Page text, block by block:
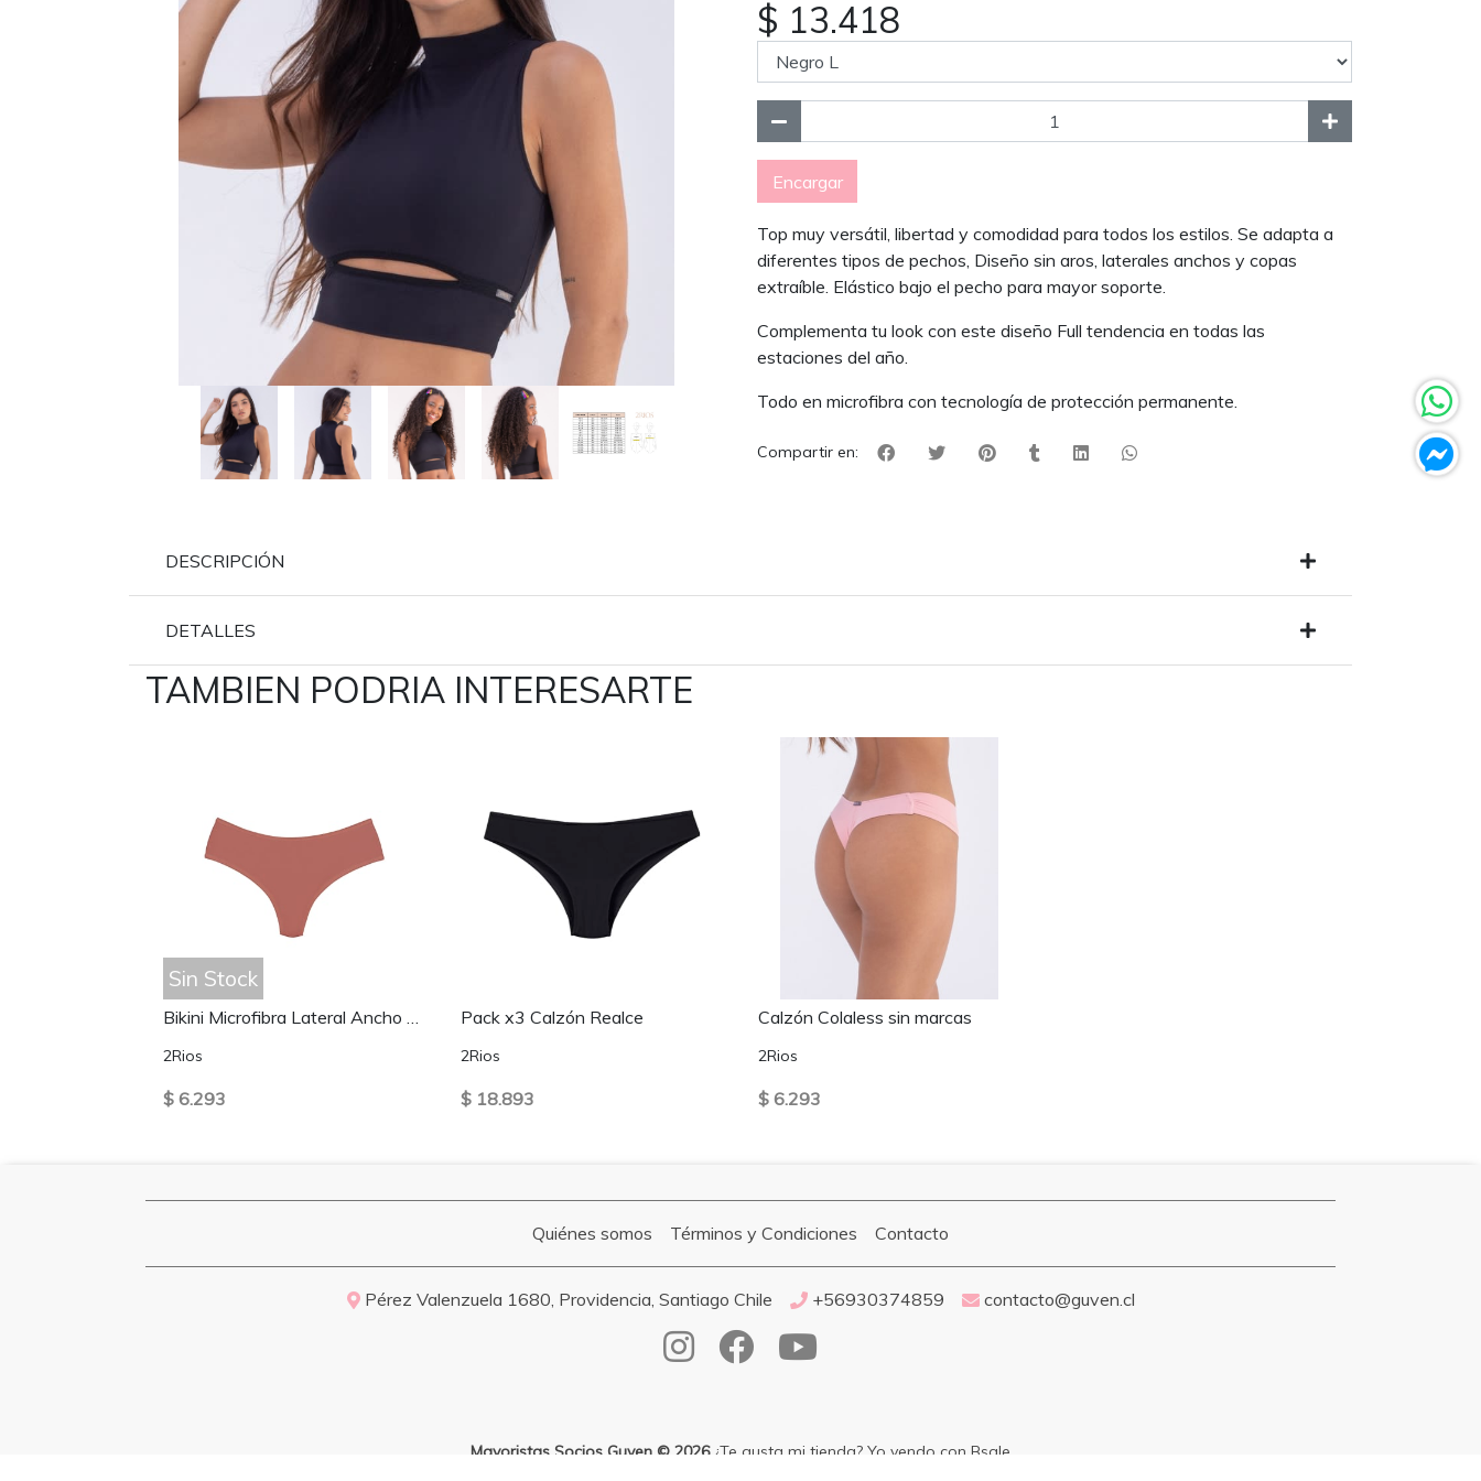
$ 13.418
Encargar
Top muy versátil, libertad y comodidad para todos los estilos. Se adapta a
diferentes tipos de pechos, Diseño sin aros, laterales anchos y copas
extraíble. Elástico bajo el pecho para mayor soporte.
Complementa tu look con este diseño Full tendencia en todas las
estaciones del año.
Todo en microfibra con tecnología de protección permanente.
Compartir en:
DESCRIPCIÓN
DETALLES
TAMBIEN PODRIA INTERESARTE
Sin Stock
Bikini Microfibra Lateral Ancho Granate
2Rios
$ 6.293
Pack x3 Calzón Realce
2Rios
$ 18.893
Calzón Colaless sin marcas
2Rios
$ 6.293
Quiénes somos Términos y Condiciones Contacto
Pérez Valenzuela 1680, Providencia, Santiago Chile +56930374859 contacto@guven.cl
Mayoristas Socios Guven © 2026¿Te gusta mi tienda? Yo vendo con Bsale